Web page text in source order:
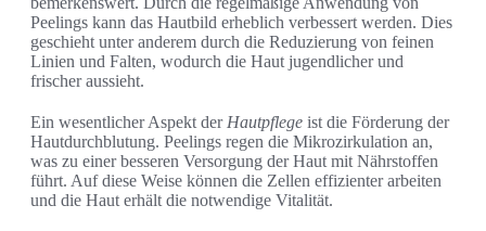
Peelings kann das Hautbild erheblich verbessert werden. Dies
geschieht unter anderem durch die Reduzierung von feinen
Linien und Falten, wodurch die Haut jugendlicher und
frischer aussieht.
Ein wesentlicher Aspekt der Hautpflege ist die Förderung der
Hautdurchblutung. Peelings regen die Mikrozirkulation an,
was zu einer besseren Versorgung der Haut mit Nährstoffen
führt. Auf diese Weise können die Zellen effizienter arbeiten
und die Haut erhält die notwendige Vitalität.